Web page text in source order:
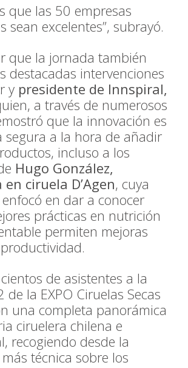
que las 50 empresas
sean excelentes”, subrayó.
que la jornada también
destacadas intervenciones
y presidente de Innspiral,
a través de numerosos
que la innovación es
segura a la hora de añadir
incluso a los
Hugo González,
ciruela D’Agen, cuya
en dar a conocer
prácticas en nutrición
permiten mejoras
de asistentes a la
de la EXPO Ciruelas Secas
una completa panorámica
ciruelera chilena e
recogiendo desde la
técnica sobre los